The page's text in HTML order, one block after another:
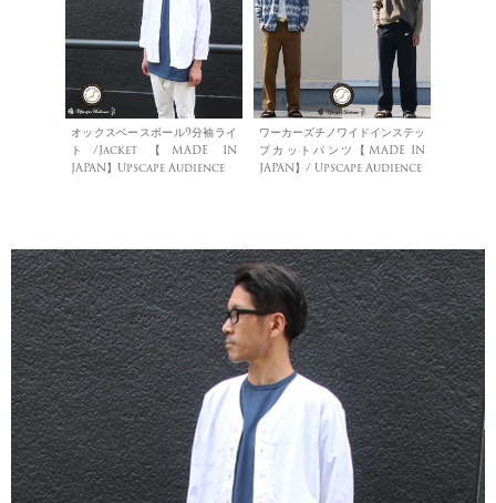
オックスベースボール9分袖ライ
ト/Jacket【MADE IN
JAPAN】Upscape Audience
ワーカーズチノワイドインステッ
プカットパンツ【MADE IN
JAPAN】/ Upscape Audience